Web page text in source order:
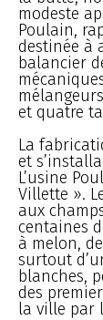
modeste
Poulain,
destinée à
balancier
et quatre
La
et
L’usine
Villette ».
aux
centaines
à melon,
surtout
blanches,
des
la ville par